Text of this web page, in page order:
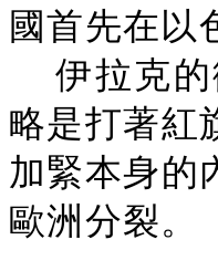
國首先在以
伊拉克
略是打著紅
加緊本身的
歐洲分裂。